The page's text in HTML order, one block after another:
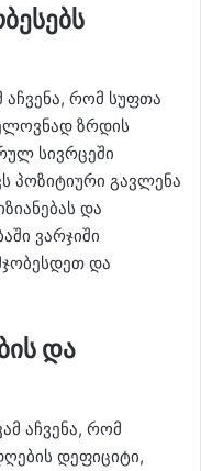
რომ სუფთა
ზრდის
სივრცეში
პოზიტიური გავლენა
და
ვარჯიში
და
და
აჩვენა, რომ
დეფიციტი,